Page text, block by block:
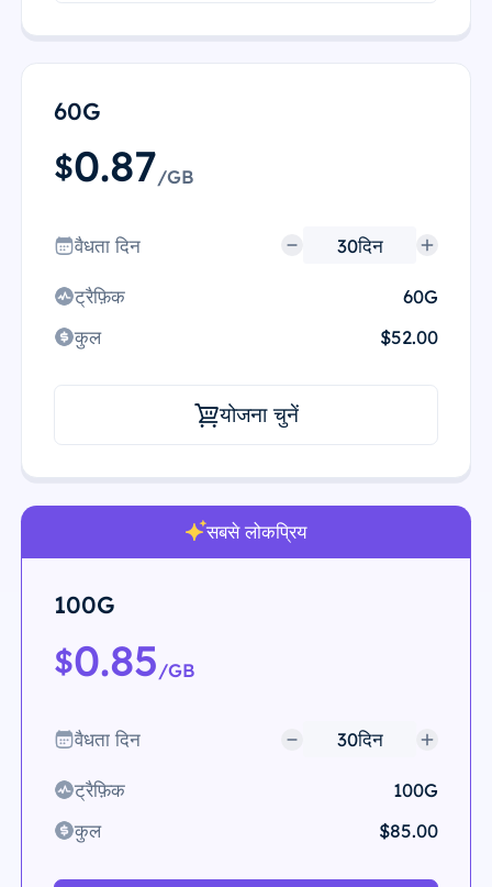
60G
$0.87/GB
वैधता दिन
ट्रैफ़िक
60G
कुल
$52.00
योजना चुनें
सबसे लोकप्रिय
100G
$0.85/GB
वैधता दिन
ट्रैफ़िक
100G
कुल
$85.00